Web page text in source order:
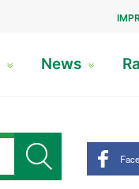
News
Share